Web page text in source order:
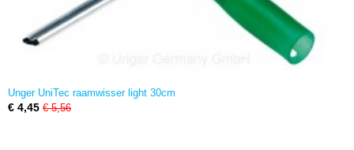
Unger UniTec raamwisser light 30cm
€ 4,45 € 5,56